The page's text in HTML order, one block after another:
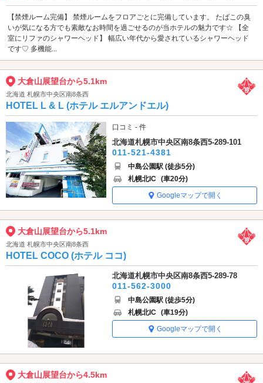
【禁煙ルーム完備】 禁煙ルームをフロアごとに完備しています。 たばこの臭
いが気になる方でも素敵なお時間を過ごせるのが当ホテルの魅力です☆ 【全
室にリファのシャワーヘッド】 幅広い年代から愛されているシャワーヘッド
です♡ 多機能...
大倉山展望台から5.1km
北海道 札幌市中央区南8条西
HOTEL L & L (ホテル エルアンドエル)
口コミ - 件
北海道札幌市中央区南8条西5-289-101
011-521-4381
中島公園駅 (徒歩5分)
札幌北IC (車20分)
Googleマップで開く
大倉山展望台から5.1km
北海道 札幌市中央区南8条西
HOTEL COCO (ホテル ココ)
北海道札幌市中央区南8条西5-289-78
011-562-3000
中島公園駅 (徒歩5分)
札幌北IC (車19分)
Googleマップで開く
大倉山展望台から4.5km